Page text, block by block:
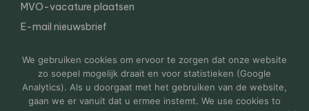
MVO-vacature plaatsen
E-mail nieuwsbrief
© 2000-2026 Van der Molen EIS Colofon
Disclaimer
We gebruiken cookies om ervoor te zorgen dat onze website
zo soepel mogelijk draait en voor statistieken (Google
Analytics). Als u doorgaat met het gebruiken van de website,
gaan we er vanuit dat u ermee instemt. We use cookies to